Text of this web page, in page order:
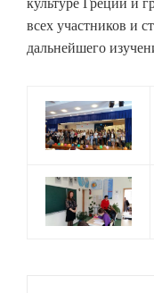
культуре Греции и
всех участников и
дальнейшего